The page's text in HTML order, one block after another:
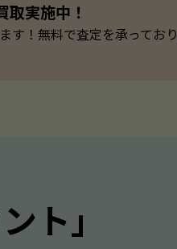
実施中！
！無料で査定を承ってお
ト｣